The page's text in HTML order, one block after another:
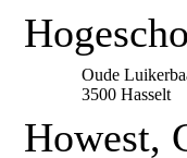
Oude
3500 Hasselt
Howest,